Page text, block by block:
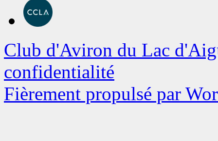
Club d'Aviron du Lac
confidentialité
Fièrement propulsé par